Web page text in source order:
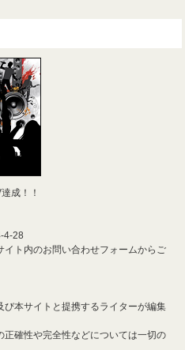
成！！
4-28
ト内のお問い合わせフォームからご
び本サイトと提携するライターが編集
正確性や完全性などについては一切の